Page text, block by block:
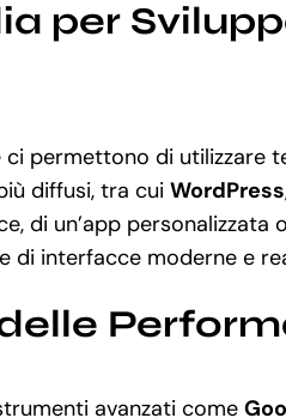
per
permettono di utilizzare
diffusi, tra cui WordPress
di un’app
di interfacce moderne e
avanzati come